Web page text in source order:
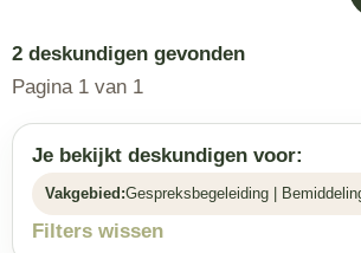
2 deskundigen gevonden
Pagina 1 van 1
Je bekijkt deskundigen voor:
Vakgebied:Gespreksbegeleiding |
Filters wissen